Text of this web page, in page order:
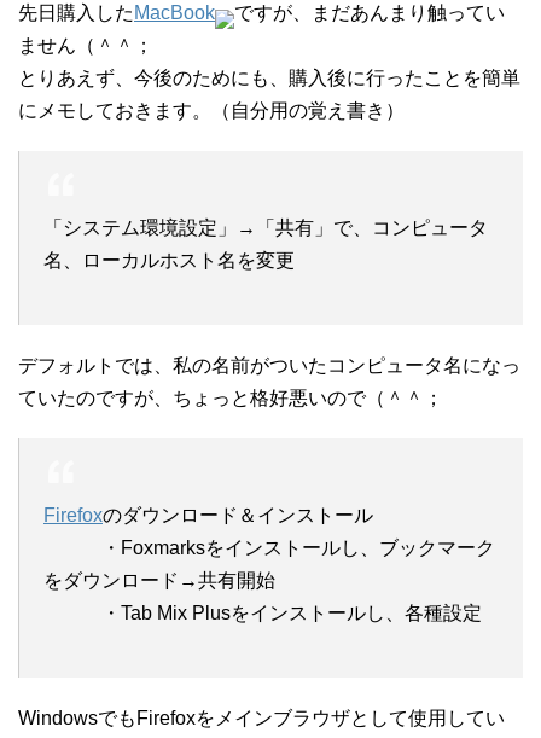
先日購入した MacBook
ですが、まだあんまり触ってい
ません（＾＾；
とりあえず、今後のためにも、購入後に行ったことを簡単
にメモしておきます。（自分用の覚え書き）
「システム環境設定」→「共有」で、コンピュータ
名、ローカルホスト名を変更
デフォルトでは、私の名前がついたコンピュータ名になっ
ていたのですが、ちょっと格好悪いので（＾＾；
Firefoxのダウンロード＆インストール
・Foxmarksをインストールし、ブックマーク
をダウンロード→共有開始
・Tab Mix Plusをインストールし、各種設定
WindowsでもFirefoxをメインブラウザとして使用してい